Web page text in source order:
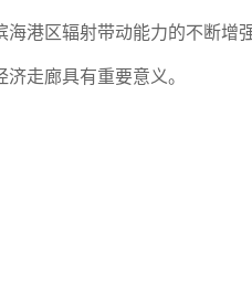
港区辐射带动能力的不断增
走廊具有重要意义。